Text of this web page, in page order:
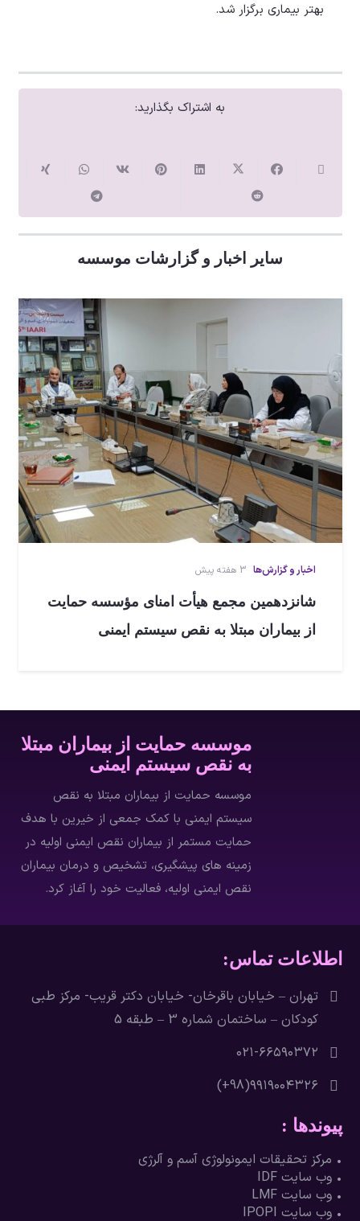
بهتر بیماری برگزار شد.
به اشتراک بگذارید:
سایر اخبار و گزارشات موسسه
اخبار و گزارش‌ها 3 هفته پیش
شانزدهمین مجمع هیأت امنای مؤسسه حمایت
از بیماران مبتلا به نقص سیستم ایمنی
موسسه حمایت از بیماران مبتلا
به نقص سیستم ایمنی
موسسه حمایت از بیماران مبتلا به نقص
سیستم ایمنی با كمك جمعي از خيرين با هدف
حمایت مستمر از بیماران نقص ایمنی اولیه در
زمینه های پیشگیری، تشخیص و درمان بيماران
نقص ايمني اوليه، فعاليت خود را آغاز كرد.
اطلاعات تماس:
تهران – خيابان باقرخان- خيابان دکتر قريب- مرکز طبی
کودکان – ساختمان شماره 3 – طبقه 5
۶۶۵۹۰۳۷۲-٠٢١
۹۹۱۹۰۰۴۳۲۶(98+)
پیوندها :
• مرکز تحقیقات ایمونولوژی آسم و آلرژی
• وب سایت IDF
• وب سایت LMF
• وب سایت IPOPI